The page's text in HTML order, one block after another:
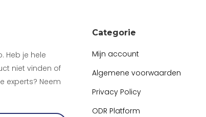
Heb je hele
niet vinden of
experts? Neem
Categorie
Mijn account
Algemene voorwaarden
Privacy Policy
ODR Platform